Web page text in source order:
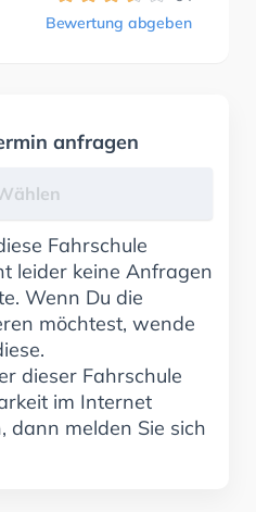
Bewertung abgeben
anfragen
Fahrschule
leider keine Anfragen
Wenn Du die
möchtest, wende
dieser Fahrschule
im Internet
dann melden Sie sich